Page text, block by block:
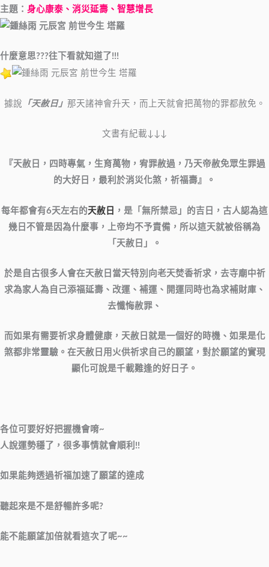
主題： 身心康泰、消災延壽、智慧增長
什麼意思???往下看就知道了!!!
據說 「天赦日」 那天諸神會升天，而上天就會把萬物的罪都赦免。
文書有紀載↓↓↓
『天赦日，四時專氣，生育萬物，宥罪赦過，乃天帝赦免眾生罪過
的大好日，最利於消災化煞，祈福壽』。
每年都會有6天左右的天赦日
，是「無所禁忌」的吉日，古人認為這
幾日不管是因為什麼事，上帝均不予責備，所以這天就被俗稱為
「天赦日」。
於是自古很多人會在天赦日當天特別向老天焚香祈求，去寺廟中祈
求為家人為自己添福延壽、改運、補運、開運同時也為求補財庫、
去懺悔赦罪、
而如果有需要祈求身體健康，天赦日就是一個好的時機、如果是化
煞都非常靈驗。在天赦日用火供祈求自己的願望，對於願望的實現
顯化可說是千載難逢的好日子。
各位可要好好把握機會唷~
人說運勢穩了，很多事情就會順利!!
如果能夠透過祈福加速了願望的達成
聽起來是不是舒暢許多呢?
能不能願望加倍就看這次了 呢~~